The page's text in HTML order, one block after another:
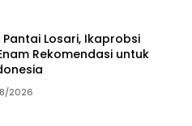
Losari, Ikaprobsi
Rekomendasi untuk
2026